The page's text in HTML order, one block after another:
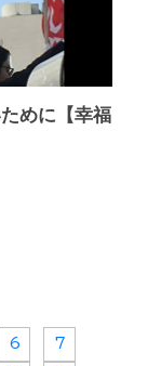
めに【幸福
6 7